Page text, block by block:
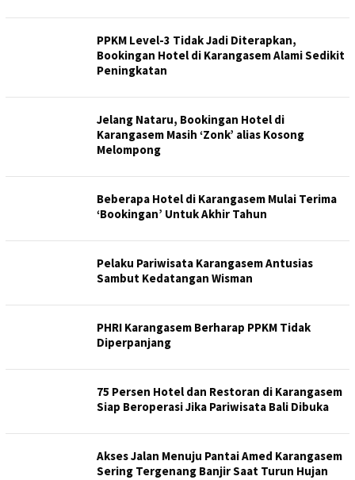
PPKM Level-3 Tidak Jadi Diterapkan,
Bookingan Hotel di Karangasem Alami Sedikit
Peningkatan
Jelang Nataru, Bookingan Hotel di
Karangasem Masih ‘Zonk’ alias Kosong
Melompong
Beberapa Hotel di Karangasem Mulai Terima
‘Bookingan’ Untuk Akhir Tahun
Pelaku Pariwisata Karangasem Antusias
Sambut Kedatangan Wisman
PHRI Karangasem Berharap PPKM Tidak
Diperpanjang
75 Persen Hotel dan Restoran di Karangasem
Siap Beroperasi Jika Pariwisata Bali Dibuka
Akses Jalan Menuju Pantai Amed Karangasem
Sering Tergenang Banjir Saat Turun Hujan